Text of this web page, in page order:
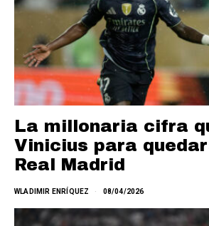
La millonaria cifra
Vinicius para
Real Madrid
WLADIMIR ENRÍQUEZ 08/04/2026